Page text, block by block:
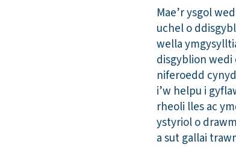
Mae’r ysgol
uchel o
wella
disgyblion wedi
niferoedd
i’w helpu i
rheoli lles ac
ystyriol o
a sut gallai